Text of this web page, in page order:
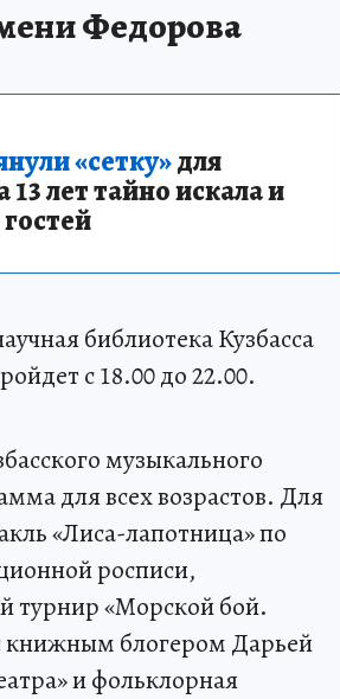
Федорова
«сетку»для
лет тайно искала и
библиотека Кузбасса
с 18.00 до 22.00.
музыкального
для всех возрастов. Для
«Лиса-лапотница» по
росписи,
турнир «Морской бой.
книжным блогером Дарьей
и фольклорная